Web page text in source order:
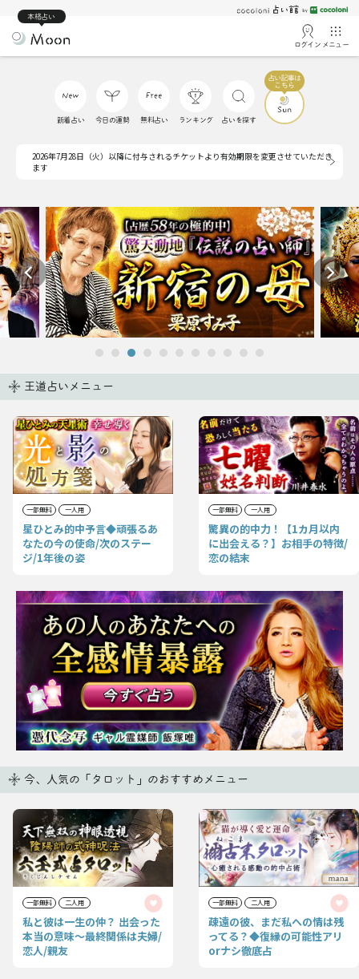
本格占い
ログイン メニュー
新着占い 今日の運勢 無料占い ランキング 占いを探す
2026年7月28日（火）以降に付与されるチケットより有効期限を変更させていただき
ます
王道占いメニュー
一部無料 一人用
星ひとみ的中予言◆頑張るあ
なたの今の使命/次のステー
ジ/1年後の姿
一部無料 一人用
驚異の的中力！【1カ月以内
に出会える？】お相手の特徴/
恋の結末
今、人気の「タロット」のおすすめメニュー
一部無料 二人用
私と彼は一生の仲？ 出会った
本当の意味〜最終関係は夫婦/
恋人/親友
一部無料 二人用
疎遠の彼、まだ私への情は残
ってる？◆復縁の可能性アリ
orナシ徹底占